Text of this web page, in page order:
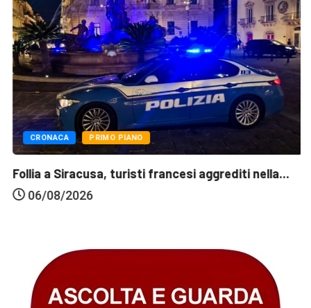
CRONACA PRIMO PIANO
Follia a Siracusa, turisti francesi aggrediti nella...
06/08/2026